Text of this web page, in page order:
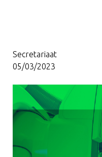
Secretariaat
05/03/2023